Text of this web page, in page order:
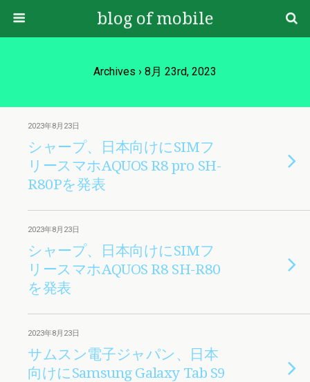
blog of mobile
Archives › 8月 23rd, 2023
2023年8月23日
シャープ、日本向けにSIMフ
リースマホAQUOS R8 pro SH-
R80Pを発表
2023年8月23日
シャープ、日本向けにSIMフ
リースマホAQUOS R8 SH-R80
を発表
2023年8月23日
サムスン電子ジャパン、日本
向けにSamsung Galaxy Tab S9